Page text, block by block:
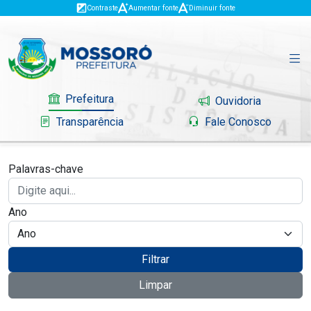
Contraste Aumentar fonte Diminuir fonte
Prefeitura
Ouvidoria
Transparência
Fale Conosco
Governo
Mossoró
Palavras-chave
Ano
Filtrar
Limpar